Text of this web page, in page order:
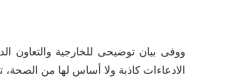
ووفى بيان توضيحى للخارجية
الادعاءات كاذبة ولا أساس لها من الصحة،